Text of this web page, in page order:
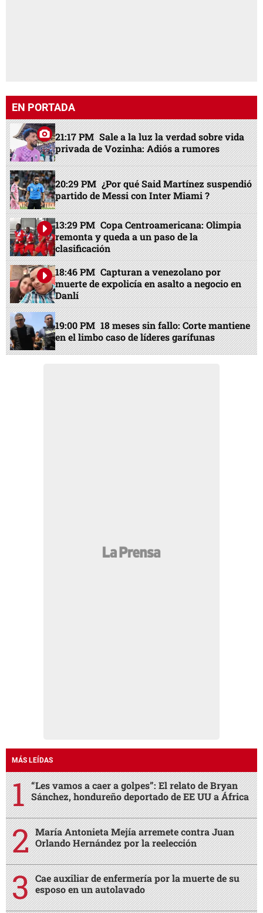
EN PORTADA
21:17 PM Sale a la luz la verdad sobre vida
privada de Vozinha: Adiós a rumores
20:29 PM ¿Por qué Said Martínez suspendió
partido de Messi con Inter Miami ?
13:29 PM Copa Centroamericana: Olimpia
remonta y queda a un paso de la
clasificación
18:46 PM Capturan a venezolano por
muerte de expolicía en asalto a negocio en
Danlí
19:00 PM 18 meses sin fallo: Corte mantiene
en el limbo caso de líderes garífunas
MÁS LEÍDAS
“Les vamos a caer a golpes”: El relato de Bryan
Sánchez, hondureño deportado de EE UU a África
María Antonieta Mejía arremete contra Juan
Orlando Hernández por la reelección
Cae auxiliar de enfermería por la muerte de su
esposo en un autolavado